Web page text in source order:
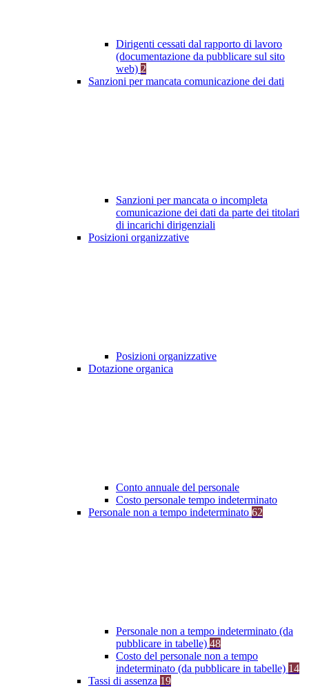
Dirigenti cessati dal rapporto di lavoro
(documentazione da pubblicare sul sito
web) 2
Sanzioni per mancata comunicazione dei dati
Sanzioni per mancata o incompleta
comunicazione dei dati da parte dei titolari
di incarichi dirigenziali
Posizioni organizzative
Posizioni organizzative
Dotazione organica
Conto annuale del personale
Costo personale tempo indeterminato
Personale non a tempo indeterminato 62
Personale non a tempo indeterminato (da
pubblicare in tabelle) 48
Costo del personale non a tempo
indeterminato (da pubblicare in tabelle) 14
Tassi di assenza 19